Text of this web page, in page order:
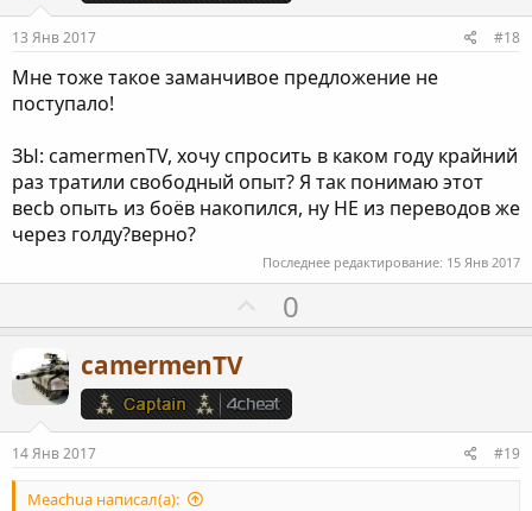
о
н
й
г
о
о
с
13 Янв 2017 #18
Мне тоже такое заманчивое предложение не
поступало!
ЗЫ: camermenTV, хочу спросить в каком году крайний
раз тратили свободный опыт? Я так понимаю этот
весb опыть из боёв накопился, ну НЕ из переводов же
через голду?верно?
Последнее редактирование: 15 Янв 2017
П
о
и
т
0
camermenTV
14 Янв 2017 #19
Meachua написал(а):